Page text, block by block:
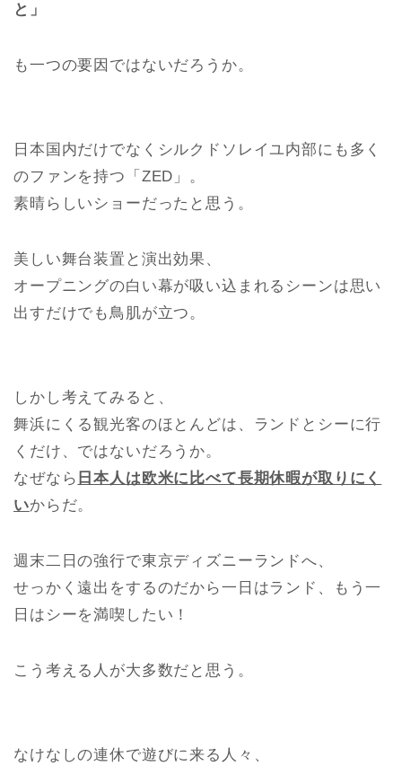
と」
も一つの要因ではないだろうか。
日本国内だけでなくシルクドソレイユ内部にも多く
のファンを持つ「ZED」。
素晴らしいショーだったと思う。
美しい舞台装置と演出効果、
オープニングの白い幕が吸い込まれるシーンは思い
出すだけでも鳥肌が立つ。
しかし考えてみると、
舞浜にくる観光客のほとんどは、ランドとシーに行
くだけ、ではないだろうか。
なぜなら 日本人は欧米に比べて長期休暇が取りにく
いからだ。
週末二日の強行で東京ディズニーランドへ、
せっかく遠出をするのだから一日はランド、もう一
日はシーを満喫したい！
こう考える人が大多数だと思う。
なけなしの連休で遊びに来る人々、